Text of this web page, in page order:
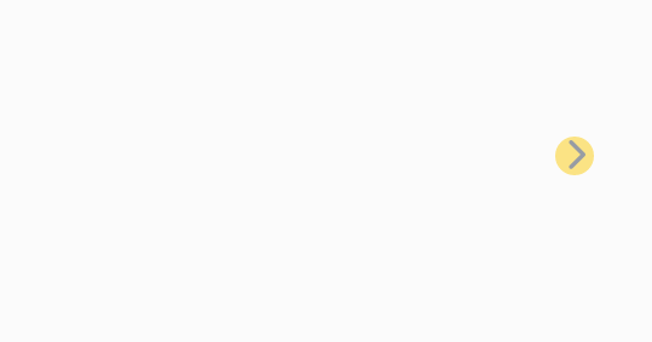
ಮುಂದಿನದು